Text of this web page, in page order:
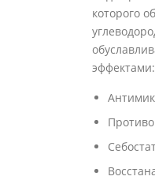
которого
эффектами: